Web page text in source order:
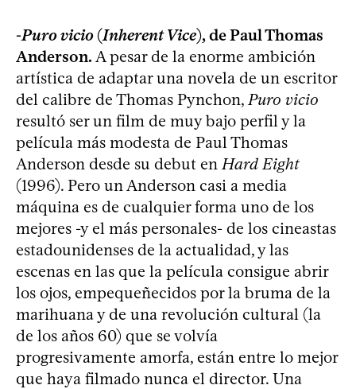
-Puro vicio(Inherent Vice), de Paul Thomas
Anderson. A pesar de la enorme ambición
artística de adaptar una novela de un escritor
del calibre de Thomas Pynchon, Puro vicio
resultó ser un film de muy bajo perfil y la
película más modesta de Paul Thomas
Anderson desde su debut en Hard Eight
(1996). Pero un Anderson casi a media
máquina es de cualquier forma uno de los
mejores -y el más personales- de los cineastas
estadounidenses de la actualidad, y las
escenas en las que la película consigue abrir
los ojos, empequeñecidos por la bruma de la
marihuana y de una revolución cultural (la
de los años 60) que se volvía
progresivamente amorfa, están entre lo mejor
que haya filmado nunca el director. Una